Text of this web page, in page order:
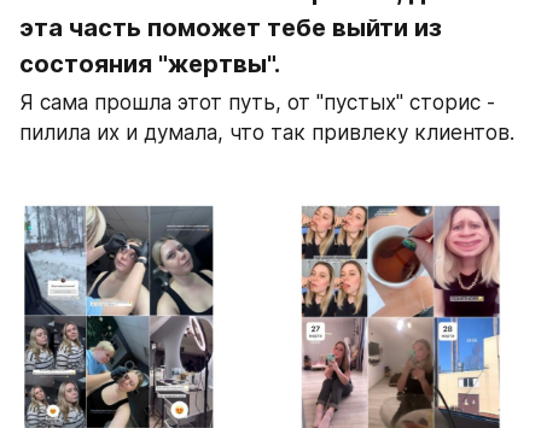
эта часть поможет тебе выйти из
состояния "жертвы".
Я сама прошла этот путь, от "пустых" сторис -
пилила их и думала, что так привлеку клиентов.